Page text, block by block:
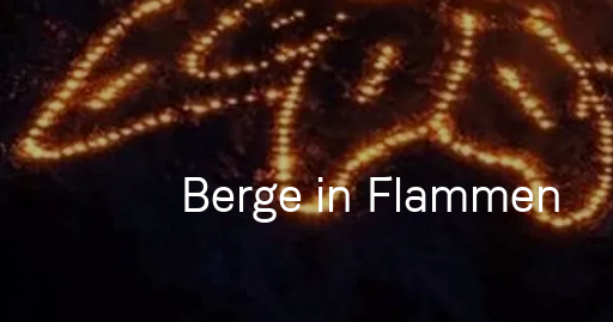
Berge in Flammen